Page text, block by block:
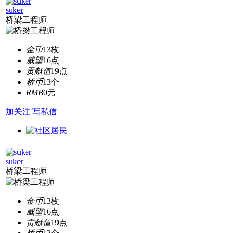
suker
桥梁工程师
金币13枚
威望16点
贡献值19点
桥币13个
RMB0元
加关注 写私信
suker
桥梁工程师
金币13枚
威望16点
贡献值19点